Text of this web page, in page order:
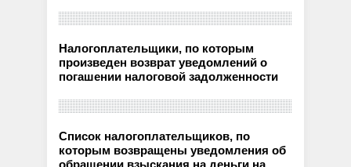
Налогоплательщики, по которым
произведен возврат уведомлений о
погашении налоговой задолженности
Список налогоплательщиков, по
которым возвращены уведомления об
обращении взыскания на деньги на